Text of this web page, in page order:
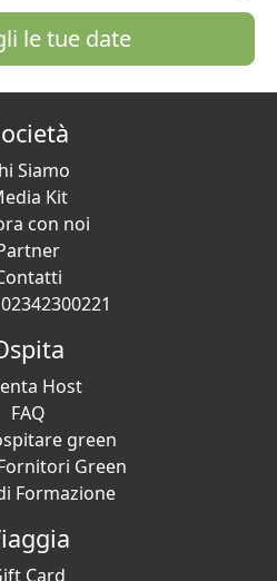
le tue date
Siamo
Kit
con noi
Host
FAQ
green
Green
Formazione
Card